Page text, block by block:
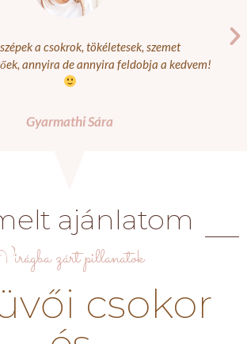
a csokrok, tökéletesek, szemet
annyira de annyira feldobja a kedvem!
Gyarmathi Sára
ajánlatom
zárt pillanatok
csokor